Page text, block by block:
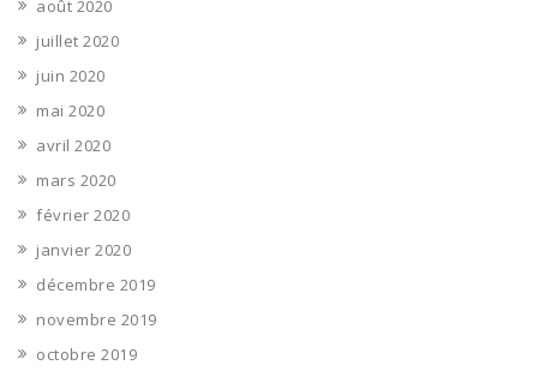
août 2020
juillet 2020
juin 2020
mai 2020
avril 2020
mars 2020
février 2020
janvier 2020
décembre 2019
novembre 2019
octobre 2019